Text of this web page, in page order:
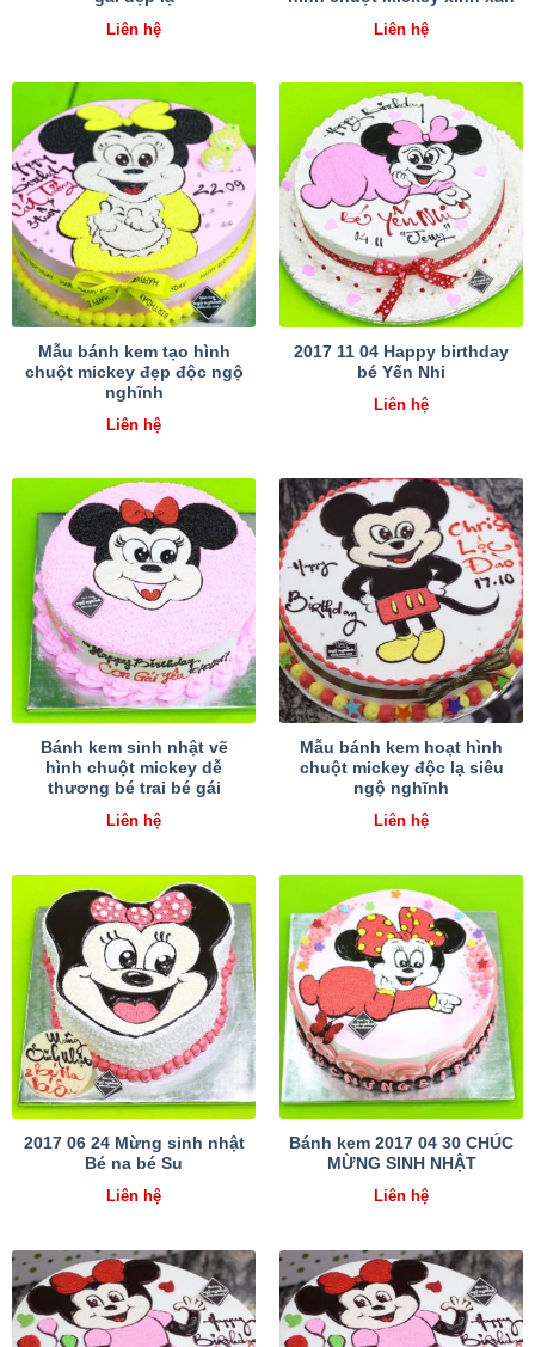
Liên hệ
Liên hệ
Mẫu bánh kem tạo hình
chuột mickey đẹp độc ngộ
nghĩnh
Liên hệ
2017 11 04 Happy birthday
bé Yến Nhi
Liên hệ
Bánh kem sinh nhật vẽ
hình chuột mickey dễ
thương bé trai bé gái
Liên hệ
Mẫu bánh kem hoạt hình
chuột mickey độc lạ siêu
ngộ nghĩnh
Liên hệ
2017 06 24 Mừng sinh nhật
Bé na bé Su
Liên hệ
Bánh kem 2017 04 30 CHÚC
MỪNG SINH NHẬT
Liên hệ